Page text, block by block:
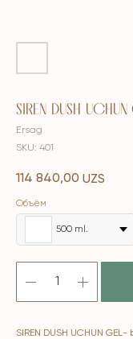
SIREN DUSH
Ersag
SKU: 401
114 840,00 UZS
Объём
500 ml.
SIREN DUSH UCHUN